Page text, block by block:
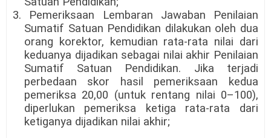
3. Pemeriksaan Lembaran Jawaban Penilaian
Sumatif Satuan Pendidikan dilakukan oleh dua
orang korektor, kemudian rata-rata nilai dari
keduanya dijadikan sebagai nilai akhir Penilaian
Sumatif Satuan Pendidikan. Jika terjadi
perbedaan skor hasil pemeriksaan kedua
pemeriksa 20,00 (untuk rentang nilai 0–100),
diperlukan pemeriksa ketiga rata-rata dari
ketiganya dijadikan nilai akhir;